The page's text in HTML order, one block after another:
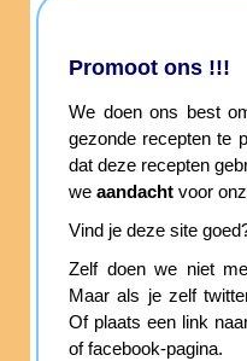
Promoot ons !!!
We doen ons best
gezonde recepten te
dat deze recepten
we aandacht voor
Vind je deze site
Zelf doen we niet
Maar als je zelf
Of plaats een link
of facebook-pagina.